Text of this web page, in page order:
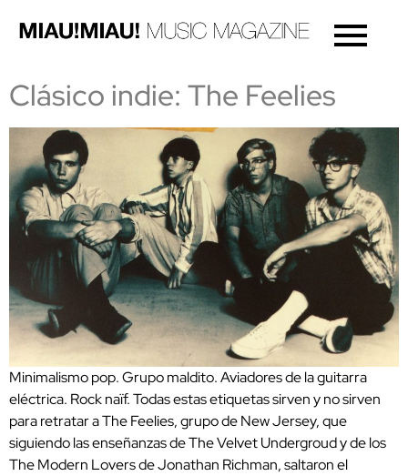
Clásico indie: The Feelies
Minimalismo pop. Grupo maldito. Aviadores de la guitarra
eléctrica. Rock naïf. Todas estas etiquetas sirven y no sirven
para retratar a The Feelies, grupo de New Jersey, que
siguiendo las enseñanzas de The Velvet Undergroud y de los
The Modern Lovers de Jonathan Richman, saltaron el